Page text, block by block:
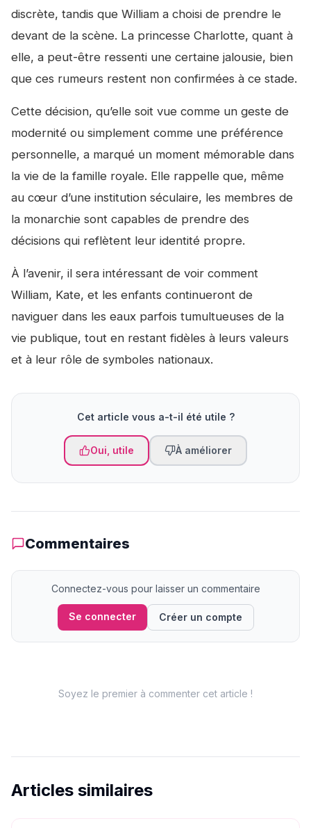
discrète, tandis que William a choisi de prendre le
devant de la scène. La princesse Charlotte, quant à
elle, a peut-être ressenti une certaine jalousie, bien
que ces rumeurs restent non confirmées à ce stade.
Cette décision, qu’elle soit vue comme un geste de
modernité ou simplement comme une préférence
personnelle, a marqué un moment mémorable dans
la vie de la famille royale. Elle rappelle que, même
au cœur d’une institution séculaire, les membres de
la monarchie sont capables de prendre des
décisions qui reflètent leur identité propre.
À l’avenir, il sera intéressant de voir comment
William, Kate, et les enfants continueront de
naviguer dans les eaux parfois tumultueuses de la
vie publique, tout en restant fidèles à leurs valeurs
et à leur rôle de symboles nationaux.
Cet article vous a-t-il été utile ?
Oui, utile À améliorer
Commentaires
Connectez-vous pour laisser un commentaire
Se connecter Créer un compte
Soyez le premier à commenter cet article !
Articles similaires